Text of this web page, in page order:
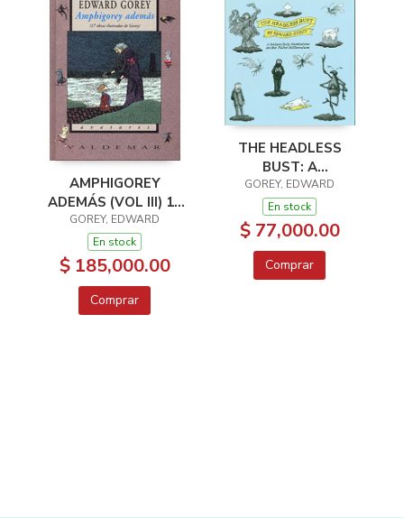
AMPHIGOREY
ADEMÁS (VOL III) 17
OBRAS ILUSTRADAS
DE GOREY
GOREY, EDWARD
En stock
$ 185,000.00
Comprar
THE HEADLESS
BUST: A
MELANCHOLY
MEDITATION FOR
THE FALSE
MILLENNIUM
GOREY, EDWARD
En stock
$ 77,000.00
Comprar